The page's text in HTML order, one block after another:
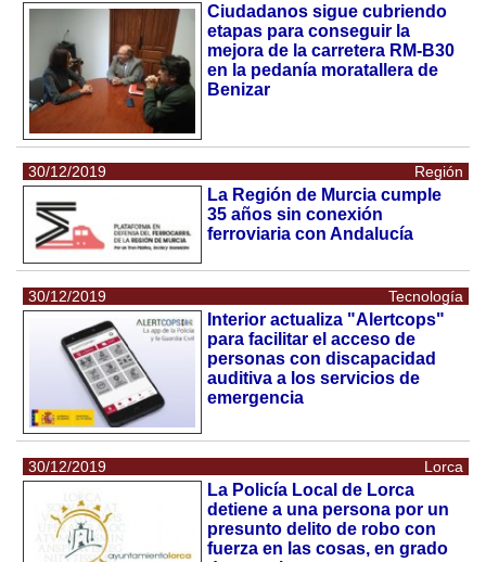
Ciudadanos sigue cubriendo
etapas para conseguir la
mejora de la carretera RM-B30
en la pedanía moratallera de
Benizar
30/12/2019 Región
La Región de Murcia cumple
35 años sin conexión
ferroviaria con Andalucía
30/12/2019 Tecnología
Interior actualiza "Alertcops"
para facilitar el acceso de
personas con discapacidad
auditiva a los servicios de
emergencia
30/12/2019 Lorca
La Policía Local de Lorca
detiene a una persona por un
presunto delito de robo con
fuerza en las cosas, en grado